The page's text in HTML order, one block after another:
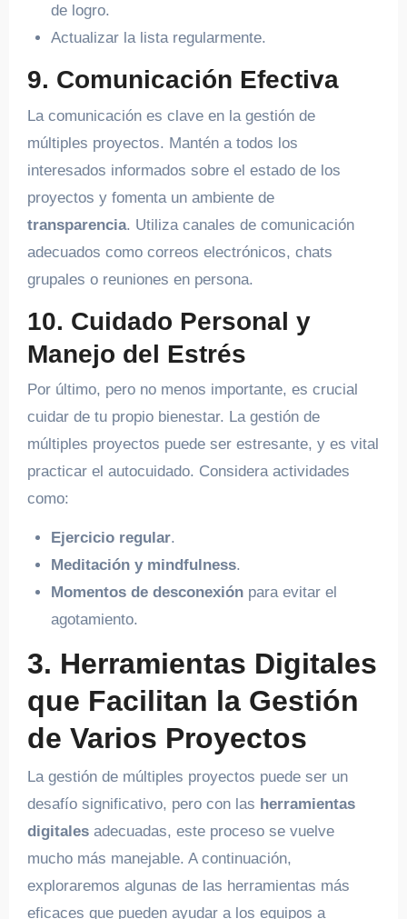
de logro.
Actualizar la lista regularmente.
9. Comunicación Efectiva
La comunicación es clave en la gestión de
múltiples proyectos. Mantén a todos los
interesados informados sobre el estado de los
proyectos y fomenta un ambiente de
transparencia. Utiliza canales de comunicación
adecuados como correos electrónicos, chats
grupales o reuniones en persona.
10. Cuidado Personal y
Manejo del Estrés
Por último, pero no menos importante, es crucial
cuidar de tu propio bienestar. La gestión de
múltiples proyectos puede ser estresante, y es vital
practicar el autocuidado. Considera actividades
como:
Ejercicio regular.
Meditación y mindfulness.
Momentos de desconexiónpara evitar el
agotamiento.
3. Herramientas Digitales
que Facilitan la Gestión
de Varios Proyectos
La gestión de múltiples proyectos puede ser un
desafío significativo, pero con las herramientas
digitalesadecuadas, este proceso se vuelve
mucho más manejable. A continuación,
exploraremos algunas de las herramientas más
eficaces que pueden ayudar a los equipos a